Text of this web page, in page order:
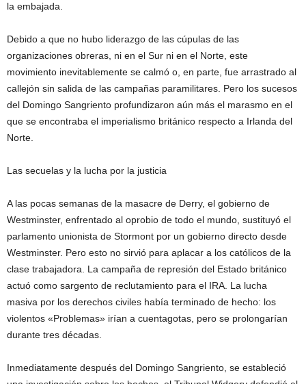
la embajada.
Debido a que no hubo liderazgo de las cúpulas de las
organizaciones obreras, ni en el Sur ni en el Norte, este
movimiento inevitablemente se calmó o, en parte, fue arrastrado al
callejón sin salida de las campañas paramilitares. Pero los sucesos
del Domingo Sangriento profundizaron aún más el marasmo en el
que se encontraba el imperialismo británico respecto a Irlanda del
Norte.
Las secuelas y la lucha por la justicia
A las pocas semanas de la masacre de Derry, el gobierno de
Westminster, enfrentado al oprobio de todo el mundo, sustituyó el
parlamento unionista de Stormont por un gobierno directo desde
Westminster. Pero esto no sirvió para aplacar a los católicos de la
clase trabajadora. La campaña de represión del Estado británico
actuó como sargento de reclutamiento para el IRA. La lucha
masiva por los derechos civiles había terminado de hecho: los
violentos «Problemas» irían a cuentagotas, pero se prolongarían
durante tres décadas.
Inmediatamente después del Domingo Sangriento, se estableció